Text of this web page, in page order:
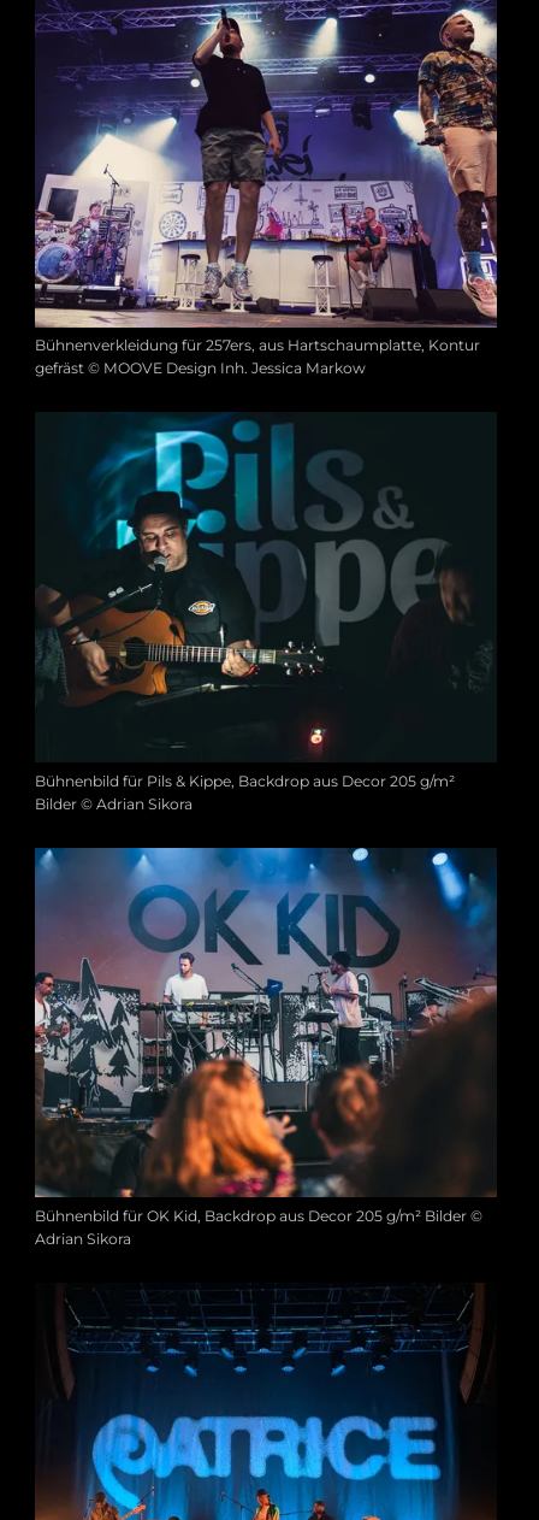
Bühnenverkleidung für 257ers, aus Hartschaumplatte, Kontur
gefräst © MOOVE Design Inh. Jessica Markow
Bühnenbild für Pils & Kippe, Backdrop aus Decor 205 g/m²
Bilder © Adrian Sikora
Bühnenbild für OK Kid, Backdrop aus Decor 205 g/m² Bilder ©
Adrian Sikora